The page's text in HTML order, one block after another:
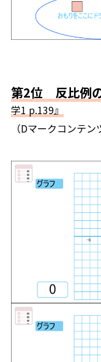
第2位 反比例
学1 p.139』
（Dマークコンテン